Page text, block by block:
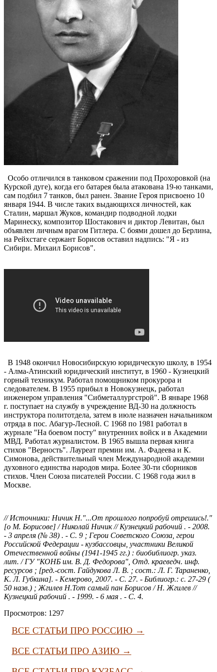
Особо отличился в танковом сражении под Прохоровкой (на
Курской дуге), когда его батарея была атакована 19-ю танками,
сам подбил 7 танков, был ранен. Звание Героя присвоено 10
января 1944. В числе таких выдающихся личностей, как
Сталин, маршал Жуков, командир подводной лодки
Маринеску, композитор Шостакович и диктор Левитан, был
объявлен личным врагом Гитлера. С боями дошел до Берлина,
на Рейхстаге сержант Борисов оставил надпись: "Я - из
Сибири. Михаил Борисов".
В 1948 окончил Новосибирскую юридическую школу, в 1954
- Алма-Атинский юридический институт, в 1960 - Кузнецкий
горный техникум. Работал помощником прокурора и
следователем. В 1955 прибыл в Новокузнецк, работал
инженером управления "Сибметаллургстрой". В январе 1968
г. поступает на службу в учреждение ВД-30 на должность
инструктора политотдела, затем в июле назначен начальником
отряда в пос. Абагур-Лесной. С 1968 по 1981 работал в
журнале "На боевом посту" внутренних войск и в Академии
МВД. Работал журналистом. В 1965 вышла первая книга
стихов "Верность". Лауреат премии им. А. Фадеева и К.
Симонова, действительный член Международной академии
духовного единства народов мира. Более 30-ти сборников
стихов. Член Союза писателей России. C 1968 года жил в
Москве.
// Источники: Ничик Н."...От прошлого попробуй отрешись!."
[о М. Борисове] / Николай Ничик // Кузнецкий рабочий . - 2008.
- 3 апреля (№ 38) . - С. 9 ; Герои Советского Союза, герои
Российской Федерации - кузбассовцы, участники Великой
Отечественной войны (1941-1945 гг.) : биобиблиогр. указ.
лит. / ГУ "КОНБ им. В. Д. Федорова", Отд. краеведч. инф.
ресурсов ; [ред.-сост. Гайдукова Л. В. ; сост.: Л. Г. Тараненко,
К. Л. Губкина]. - Кемерово, 2007. - С. 27. - Библиогр.: с. 27-29 (
50 назв.) ; Жгилев Н.Тот самый пан Борисов / Н. Жгилев //
Кузнецкий рабочий . - 1999. - 6 мая . - С. 4.
Просмотров: 1297
ВСЕ СТАТЬИ ПРО РОССИЮ →
ВСЕ СТАТЬИ ПРО АЗИЮ →